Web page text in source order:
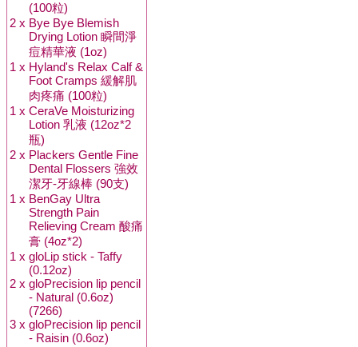
(100粒)
2 x Bye Bye Blemish
Drying Lotion 瞬間淨
痘精華液 (1oz)
1 x Hyland's Relax Calf &
Foot Cramps 緩解肌
肉疼痛 (100粒)
1 x CeraVe Moisturizing
Lotion 乳液 (12oz*2
瓶)
2 x Plackers Gentle Fine
Dental Flossers 強效
潔牙-牙線棒 (90支)
1 x BenGay Ultra
Strength Pain
Relieving Cream 酸痛
膏 (4oz*2)
1 x gloLip stick - Taffy
(0.12oz)
2 x gloPrecision lip pencil
- Natural (0.6oz)
(7266)
3 x gloPrecision lip pencil
- Raisin (0.6oz)